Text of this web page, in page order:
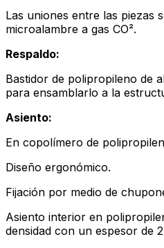
Las uniones entre las piezas
microalambre a gas CO².
Respaldo:
Bastidor de polipropileno de
para ensamblarlo a la
Asiento:
En copolímero de
Diseño ergonómico.
Fijación por medio de
Asiento interior en
densidad con un espesor de